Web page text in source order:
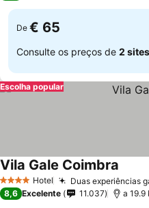
De € 65
Consulte os preços de 2 sites
Escolha popular
4 EstrelasHotel Duas experiências
Vila Gale Coimbra
8,6 Excelente 11.037